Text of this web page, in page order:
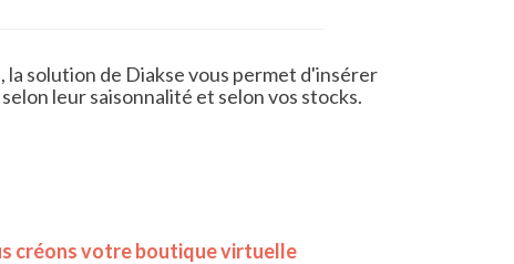
la solution de Diakse vous permet d'insérer
leur saisonnalité et selon vos stocks.
créons votre boutique virtuelle